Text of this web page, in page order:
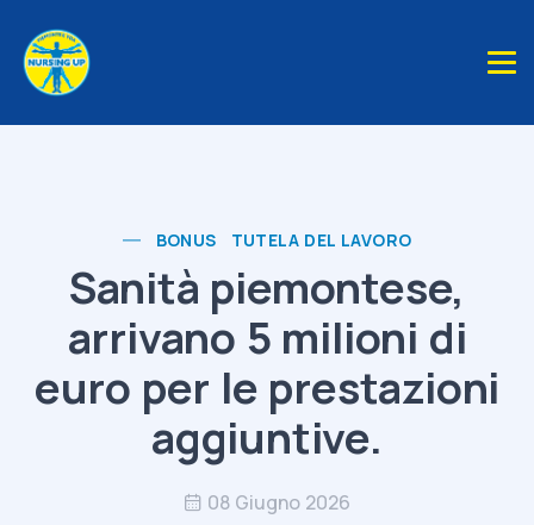
BONUS TUTELA DEL LAVORO
Sanità piemontese,
arrivano 5 milioni di
euro per le prestazioni
aggiuntive.
08 Giugno 2026